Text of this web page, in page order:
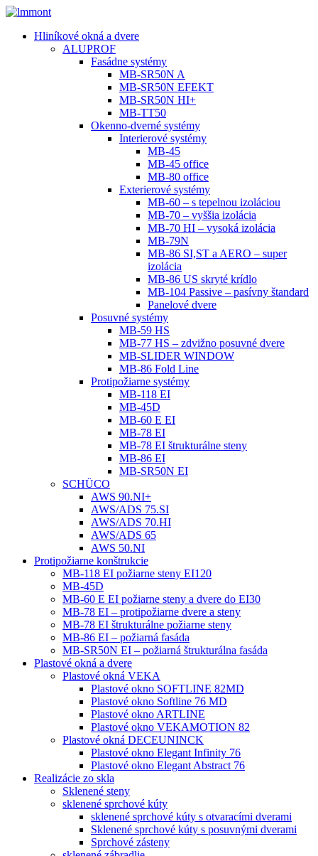
Hliníkové okná a dvere
ALUPROF
Fasádne systémy
MB-SR50N A
MB-SR50N EFEKT
MB-SR50N HI+
MB-TT50
Okenno-dverné systémy
Interierové systémy
MB-45
MB-45 office
MB-80 office
Exterierové systémy
MB-60 – s tepelnou izoláciou
MB-70 – vyššia izolácia
MB-70 HI – vysoká izolácia
MB-79N
MB-86 SI,ST a AERO – super
izolácia
MB-86 US skryté krídlo
MB-104 Passive – pasívny štandard
Panelové dvere
Posuvné systémy
MB-59 HS
MB-77 HS – zdvižno posuvné dvere
MB-SLIDER WINDOW
MB-86 Fold Line
Protipožiarne systémy
MB-118 EI
MB-45D
MB-60 E EI
MB-78 EI
MB-78 EI štrukturálne steny
MB-86 EI
MB-SR50N EI
SCHÜCO
AWS 90.NI+
AWS/ADS 75.SI
AWS/ADS 70.HI
AWS/ADS 65
AWS 50.NI
Protipožiarne konštrukcie
MB-118 EI požiarne steny EI120
MB-45D
MB-60 E EI požiarne steny a dvere do EI30
MB-78 EI – protipožiarne dvere a steny
MB-78 EI štrukturálne požiarne steny
MB-86 EI – požiarná fasáda
MB-SR50N EI – požiarná štrukturálna fasáda
Plastové okná a dvere
Plastové okná VEKA
Plastové okno SOFTLINE 82MD
Plastové okno Softline 76 MD
Plastové okno ARTLINE
Plastové okno VEKAMOTION 82
Plastové okná DECEUNINCK
Plastové okno Elegant Infinity 76
Plastové okno Elegant Abstract 76
Realizácie zo skla
Sklenené steny
sklenené sprchové kúty
sklenené sprchové kúty s otvaracími dverami
Sklenené sprchové kúty s posuvnými dverami
Sprchové zásteny